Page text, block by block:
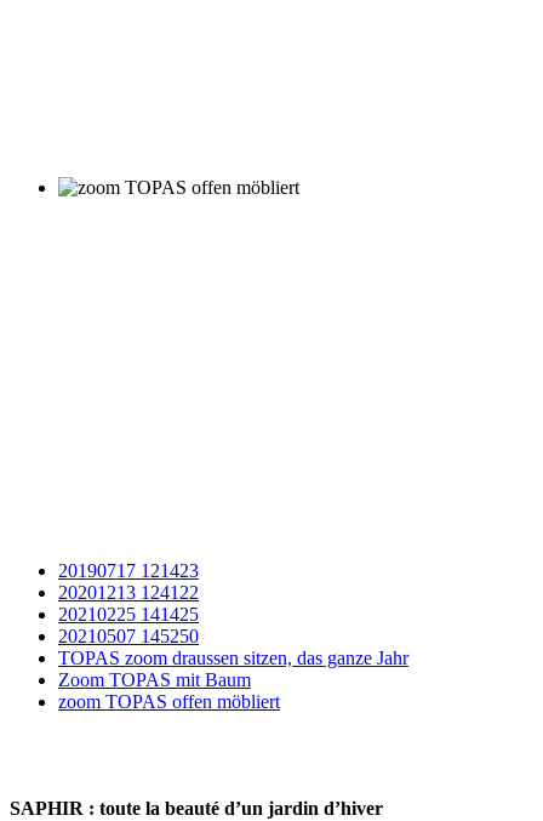
20190717 121423
20201213 124122
20210225 141425
20210507 145250
TOPAS zoom draussen sitzen, das ganze Jahr
Zoom TOPAS mit Baum
zoom TOPAS offen möbliert
SAPHIR : toute la beauté d’un jardin d’hiver